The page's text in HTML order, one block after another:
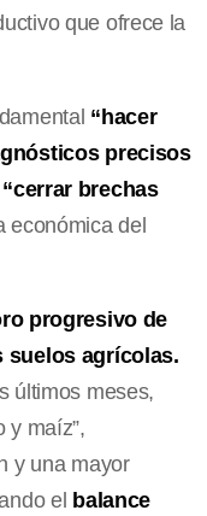
que ofrece la
“hacer
precisos
brechas
económica del
progresivo de
suelos agrícolas.
últimos meses,
y maíz”,
y una mayor
el balance